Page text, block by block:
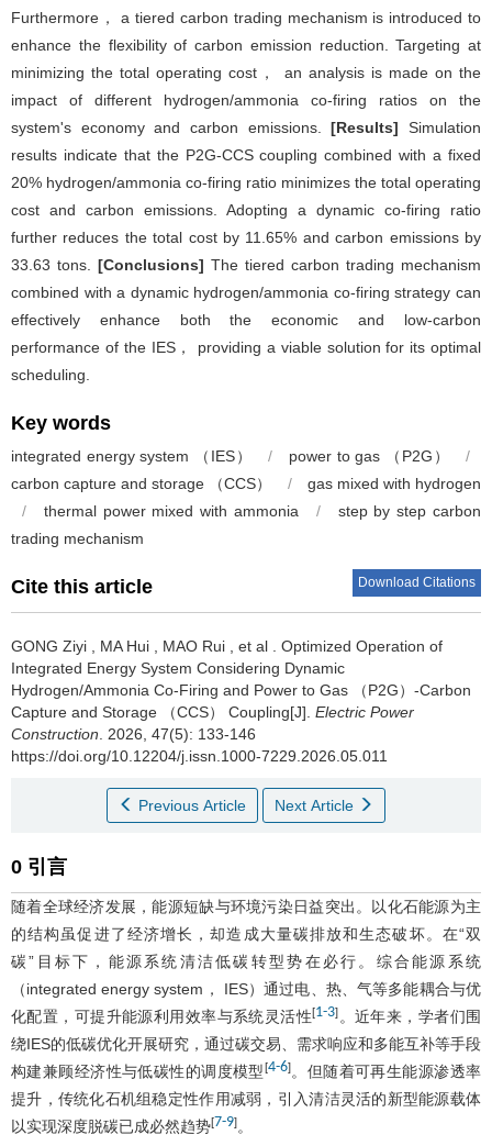
Furthermore， a tiered carbon trading mechanism is introduced to
enhance the flexibility of carbon emission reduction. Targeting at
minimizing the total operating cost， an analysis is made on the
impact of different hydrogen/ammonia co-firing ratios on the
system's economy and carbon emissions.[Results] Simulation
results indicate that the P2G-CCS coupling combined with a fixed
20% hydrogen/ammonia co-firing ratio minimizes the total operating
cost and carbon emissions. Adopting a dynamic co-firing ratio
further reduces the total cost by 11.65% and carbon emissions by
33.63 tons. [Conclusions] The tiered carbon trading mechanism
combined with a dynamic hydrogen/ammonia co-firing strategy can
effectively enhance both the economic and low-carbon
performance of the IES， providing a viable solution for its optimal
scheduling.
Key words
integrated energy system （IES） / power to gas （P2G）
/
carbon capture and storage （CCS）
/
gas mixed with hydrogen
/
thermal power mixed with ammonia /
step by step carbon
trading mechanism
Cite this article Download Citations
GONG Ziyi MA Hui MAO Rui et al
Optimized Operation of
Integrated Energy System Considering Dynamic
Hydrogen/Ammonia Co-Firing and Power to Gas （P2G）-Carbon
Capture and Storage （CCS） Coupling[J]. Electric Power
Construction . 2026, 47(5): 133-146
https://doi.org/10.12204/j.issn.1000-7229.2026.05.011
Previous Article Next Article
0 引言
随着全球经济发展，能源短缺与环境污染日益突出。以化石能源为主
的结构虽促进了经济增长，却造成大量碳排放和生态破坏。在“双
碳”目标下，能源系统清洁低碳转型势在必行。综合能源系统
（integrated energy system， IES）通过电、热、气等多能耦合与优
化配置，可提升能源利用效率与系统灵活性[1-3] 。近年来，学者们围
绕IES的低碳优化开展研究，通过碳交易、需求响应和多能互补等手段
构建兼顾经济性与低碳性的调度模型[4-6]。但随着可再生能源渗透率
提升，传统化石机组稳定性作用减弱，引入清洁灵活的新型能源载体
以实现深度脱碳已成必然趋势[7-9]。